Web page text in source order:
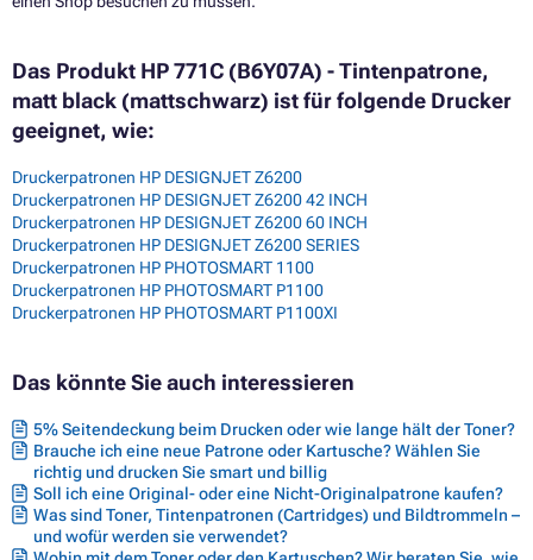
Das Produkt HP 771C (B6Y07A) - Tintenpatrone,
matt black (mattschwarz) ist für folgende Drucker
geeignet, wie:
Druckerpatronen HP DESIGNJET Z6200
Druckerpatronen HP DESIGNJET Z6200 42 INCH
Druckerpatronen HP DESIGNJET Z6200 60 INCH
Druckerpatronen HP DESIGNJET Z6200 SERIES
Druckerpatronen HP PHOTOSMART 1100
Druckerpatronen HP PHOTOSMART P1100
Druckerpatronen HP PHOTOSMART P1100XI
Das könnte Sie auch interessieren
5% Seitendeckung beim Drucken oder wie lange hält der Toner?
Brauche ich eine neue Patrone oder Kartusche? Wählen Sie
richtig und drucken Sie smart und billig
Soll ich eine Original- oder eine Nicht-Originalpatrone kaufen?
Was sind Toner, Tintenpatronen (Cartridges) und Bildtrommeln –
und wofür werden sie verwendet?